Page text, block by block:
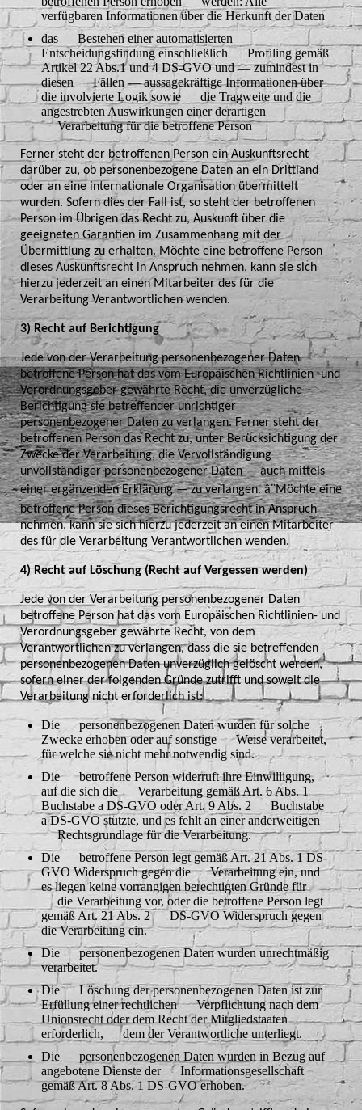
verfügbaren Informationen über die Herkunft der Daten
das Bestehen einer automatisierten
Entscheidungsfindung einschließlich Profiling gemäß
Artikel 22 Abs.1 und 4 DS-GVO und — zumindest in
diesen Fällen — aussagekräftige Informationen über
die involvierte Logik sowie die Tragweite und die
angestrebten Auswirkungen einer derartigen
Verarbeitung für die betroffene Person
Ferner steht der betroffenen Person ein Auskunftsrecht
darüber zu, ob personenbezogene Daten an ein Drittland
oder an eine internationale Organisation übermittelt
wurden. Sofern dies der Fall ist, so steht der betroffenen
Person im Übrigen das Recht zu, Auskunft über die
geeigneten Garantien im Zusammenhang mit der
Übermittlung zu erhalten. Möchte eine betroffene Person
dieses Auskunftsrecht in Anspruch nehmen, kann sie sich
hierzu jederzeit an einen Mitarbeiter des für die
Verarbeitung Verantwortlichen wenden.
3) Recht auf Berichtigung
Jede von der Verarbeitung personenbezogener Daten
betroffene Person hat das vom Europäischen Richtlinien- und
Verordnungsgeber gewährte Recht, die unverzügliche
Berichtigung sie betreffender unrichtiger
personenbezogener Daten zu verlangen. Ferner steht der
betroffenen Person das Recht zu, unter Berücksichtigung der
Zwecke der Verarbeitung, die Vervollständigung
unvollständiger personenbezogener Daten — auch mittels
einer ergänzenden Erklärung — zu verlangen. â¨Möchte eine
betroffene Person dieses Berichtigungsrecht in Anspruch
nehmen, kann sie sich hierzu jederzeit an einen Mitarbeiter
des für die Verarbeitung Verantwortlichen wenden.
4) Recht auf Löschung (Recht auf Vergessen werden)
Jede von der Verarbeitung personenbezogener Daten
betroffene Person hat das vom Europäischen Richtlinien- und
Verordnungsgeber gewährte Recht, von dem
Verantwortlichen zu verlangen, dass die sie betreffenden
personenbezogenen Daten unverzüglich gelöscht werden,
sofern einer der folgenden Gründe zutrifft und soweit die
Verarbeitung nicht erforderlich ist:
Die personenbezogenen Daten wurden für solche
Zwecke erhoben oder auf sonstige Weise verarbeitet,
für welche sie nicht mehr notwendig sind.
Die betroffene Person widerruft ihre Einwilligung,
auf die sich die Verarbeitung gemäß Art. 6 Abs. 1
Buchstabe a DS-GVO oder Art. 9 Abs. 2 Buchstabe
a DS-GVO stützte, und es fehlt an einer anderweitigen
Rechtsgrundlage für die Verarbeitung.
Die betroffene Person legt gemäß Art. 21 Abs. 1 DS-
GVO Widerspruch gegen die Verarbeitung ein, und
es liegen keine vorrangigen berechtigten Gründe für
die Verarbeitung vor, oder die betroffene Person legt
gemäß Art. 21 Abs. 2 DS-GVO Widerspruch gegen
die Verarbeitung ein.
Die personenbezogenen Daten wurden unrechtmäßig
verarbeitet.
Die Löschung der personenbezogenen Daten ist zur
Erfüllung einer rechtlichen Verpflichtung nach dem
Unionsrecht oder dem Recht der Mitgliedstaaten
erforderlich, dem der Verantwortliche unterliegt.
Die personenbezogenen Daten wurden in Bezug auf
angebotene Dienste der Informationsgesellschaft
gemäß Art. 8 Abs. 1 DS-GVO erhoben.